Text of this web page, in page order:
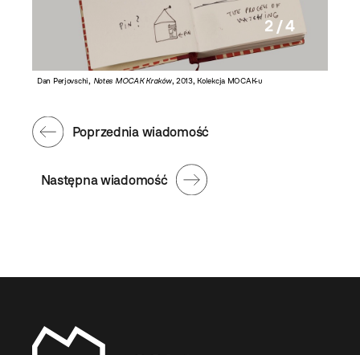
Dan Perjovschi,Notes MOCAK Kraków, 2013, Kolekcja MOCAK-u
2 / 4
Następna wiadomość
Poprzednia wiadomość